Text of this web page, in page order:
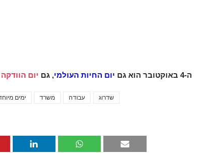
ה-4 באוקטובר הוא גם יום החיות העולמי, גם יום הוודקה
ימים משרד עבודה שדרוג